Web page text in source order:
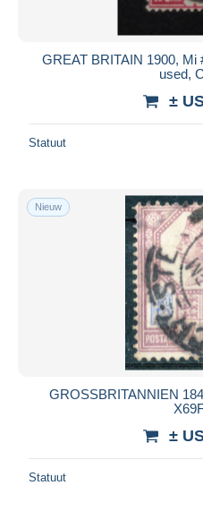
GREAT BRITAIN 1900, Mi
used,
±
Statuut
Nieuw
GROSSBRITANNIEN
±
Statuut